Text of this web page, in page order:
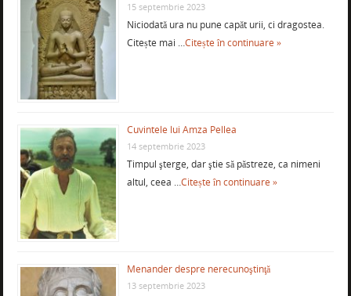
15 septembrie 2023
Niciodată ura nu pune capăt urii, ci dragostea.
Citește mai …Citește în continuare »
Cuvintele lui Amza Pellea
14 septembrie 2023
Timpul şterge, dar ştie să păstreze, ca nimeni
altul, ceea …Citește în continuare »
Menander despre nerecunoştinţă
13 septembrie 2023